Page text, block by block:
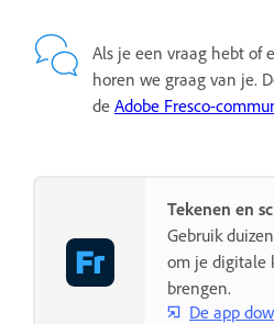
Als je een vraag hebt of
horen we graag van je.
de Adobe Fresco-
Tekenen en
Gebruik
om je digitale
brengen.
De app